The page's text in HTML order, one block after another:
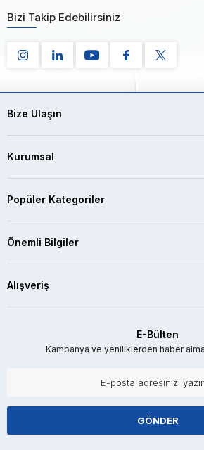
Bizi Takip Edebilirsiniz
Bize Ulaşın
Kurumsal
Popüler Kategoriler
Önemli Bilgiler
Alışveriş
E-Bülten
Kampanya ve yeniliklerden haber
GÖNDER